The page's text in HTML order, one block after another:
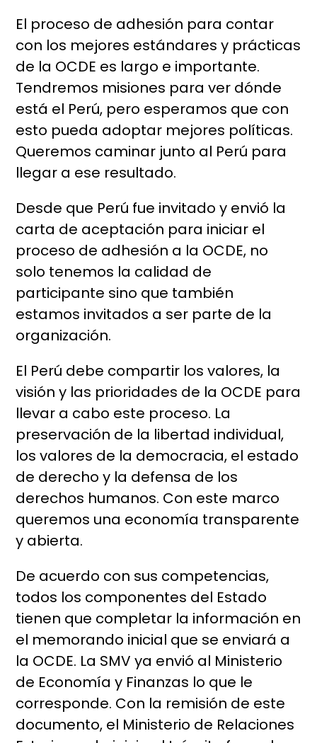
El proceso de adhesión para contar
con los mejores estándares y prácticas
de la OCDE es largo e importante.
Tendremos misiones para ver dónde
está el Perú, pero esperamos que con
esto pueda adoptar mejores políticas.
Queremos caminar junto al Perú para
llegar a ese resultado.
Desde que Perú fue invitado y envió la
carta de aceptación para iniciar el
proceso de adhesión a la OCDE, no
solo tenemos la calidad de
participante sino que también
estamos invitados a ser parte de la
organización.
El Perú debe compartir los valores, la
visión y las prioridades de la OCDE para
llevar a cabo este proceso. La
preservación de la libertad individual,
los valores de la democracia, el estado
de derecho y la defensa de los
derechos humanos. Con este marco
queremos una economía transparente
y abierta.
De acuerdo con sus competencias,
todos los componentes del Estado
tienen que completar la información en
el memorando inicial que se enviará a
la OCDE. La SMV ya envió al Ministerio
de Economía y Finanzas lo que le
corresponde. Con la remisión de este
documento, el Ministerio de Relaciones